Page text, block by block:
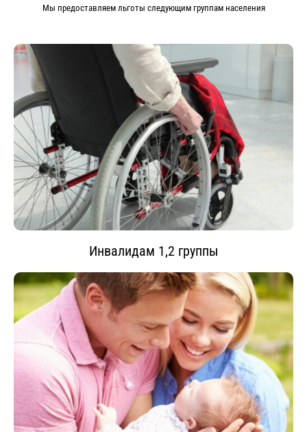
Мы предоставляем льготы следующим группам населения
Инвалидам 1,2 группы